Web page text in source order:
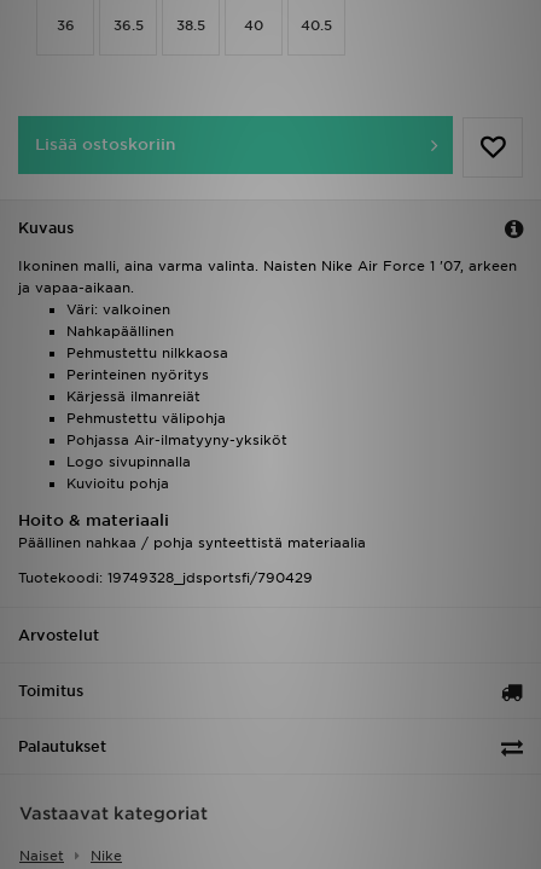
36 36.5 38.5 40 40.5
Lisää ostoskoriin
Kuvaus
Ikoninen malli, aina varma valinta. Naisten Nike Air Force 1 '07, arkeen
ja vapaa-aikaan.
Väri: valkoinen
Nahkapäällinen
Pehmustettu nilkkaosa
Perinteinen nyöritys
Kärjessä ilmanreiät
Pehmustettu välipohja
Pohjassa Air-ilmatyyny-yksiköt
Logo sivupinnalla
Kuvioitu pohja
Hoito & materiaali
Päällinen nahkaa / pohja synteettistä materiaalia
Tuotekoodi: 19749328_jdsportsfi/790429
Arvostelut
Toimitus
Palautukset
Vastaavat kategoriat
Naiset Nike